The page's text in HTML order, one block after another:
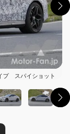
プ スパイショット